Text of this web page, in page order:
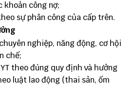
công nợ;
sự phân công của cấp trên.
nghiệp, năng động, cơ hội
chế;
theo đúng quy định và hưởng
luật lao động (thai sản, ốm